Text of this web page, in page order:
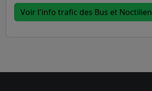
Voir l'info trafic des Bus et Noctilien